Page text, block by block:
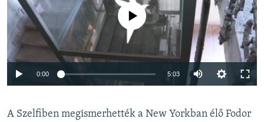
Jelenleg nincs elérhető tartalom
0:00 5:03
360p
A Szelfiben megismerhették a New Yorkban élő Fodor